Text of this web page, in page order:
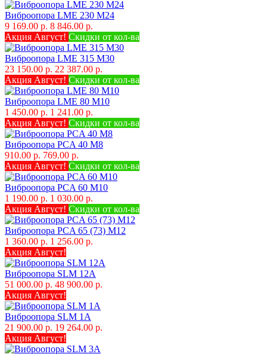
Виброопора LME 230 M24
9 169.00 р. 8 846.00 р.
Акция Август! Скидки от кол-ва
Виброопора LME 315 M30
23 150.00 р. 22 387.00 р.
Акция Август! Скидки от кол-ва
Виброопора LME 80 M10
1 450.00 р. 1 241.00 р.
Акция Август! Скидки от кол-ва
Виброопора PCA 40 M8
910.00 р. 769.00 р.
Акция Август! Скидки от кол-ва
Виброопора PCA 60 M10
1 190.00 р. 1 030.00 р.
Акция Август! Скидки от кол-ва
Виброопора PCA 65 (73) M12
1 360.00 р. 1 256.00 р.
Акция Август!
Виброопора SLM 12A
51 000.00 р. 48 900.00 р.
Акция Август!
Виброопора SLM 1A
21 900.00 р. 19 264.00 р.
Акция Август!